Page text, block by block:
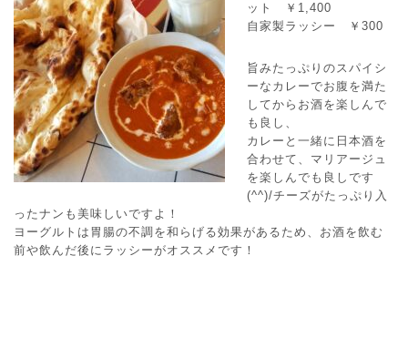
ット ￥1,400
自家製ラッシー ￥300
旨みたっぷりのスパイシ
ーなカレーでお腹を満た
してからお酒を楽しんで
も良し、
カレーと一緒に日本酒を
合わせて、マリアージュ
を楽しんでも良しです
(^^)/チーズがたっぷり入
ったナンも美味しいですよ！
ヨーグルトは胃腸の不調を和らげる効果があるため、お酒を飲む
前や飲んだ後にラッシーがオススメです！